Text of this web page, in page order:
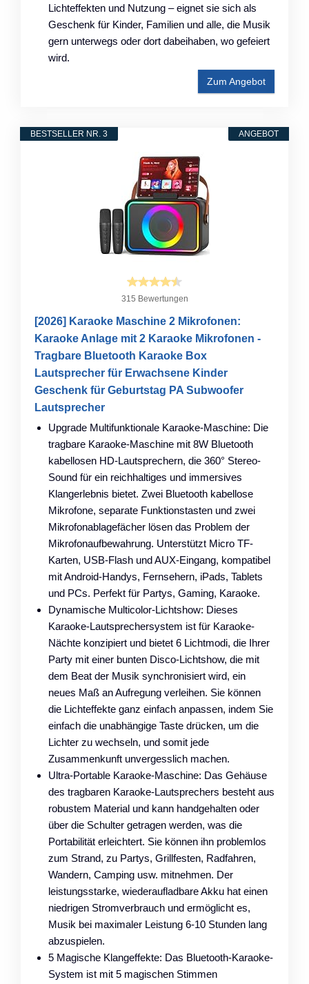
Lichteffekten und Nutzung – eignet sie sich als
Geschenk für Kinder, Familien und alle, die Musik
gern unterwegs oder dort dabeihaben, wo gefeiert
wird.
Zum Angebot
ANGEBOT
BESTSELLER NR. 3
315 Bewertungen
[2026] Karaoke Maschine 2 Mikrofonen:
Karaoke Anlage mit 2 Karaoke Mikrofonen -
Tragbare Bluetooth Karaoke Box
Lautsprecher für Erwachsene Kinder
Geschenk für Geburtstag PA Subwoofer
Lautsprecher
Upgrade Multifunktionale Karaoke-Maschine: Die
tragbare Karaoke-Maschine mit 8W Bluetooth
kabellosen HD-Lautsprechern, die 360° Stereo-
Sound für ein reichhaltiges und immersives
Klangerlebnis bietet. Zwei Bluetooth kabellose
Mikrofone, separate Funktionstasten und zwei
Mikrofonablagefächer lösen das Problem der
Mikrofonaufbewahrung. Unterstützt Micro TF-
Karten, USB-Flash und AUX-Eingang, kompatibel
mit Android-Handys, Fernsehern, iPads, Tablets
und PCs. Perfekt für Partys, Gaming, Karaoke.
Dynamische Multicolor-Lichtshow: Dieses
Karaoke-Lautsprechersystem ist für Karaoke-
Nächte konzipiert und bietet 6 Lichtmodi, die Ihrer
Party mit einer bunten Disco-Lichtshow, die mit
dem Beat der Musik synchronisiert wird, ein
neues Maß an Aufregung verleihen. Sie können
die Lichteffekte ganz einfach anpassen, indem Sie
einfach die unabhängige Taste drücken, um die
Lichter zu wechseln, und somit jede
Zusammenkunft unvergesslich machen.
Ultra-Portable Karaoke-Maschine: Das Gehäuse
des tragbaren Karaoke-Lautsprechers besteht aus
robustem Material und kann handgehalten oder
über die Schulter getragen werden, was die
Portabilität erleichtert. Sie können ihn problemlos
zum Strand, zu Partys, Grillfesten, Radfahren,
Wandern, Camping usw. mitnehmen. Der
leistungsstarke, wiederaufladbare Akku hat einen
niedrigen Stromverbrauch und ermöglicht es,
Musik bei maximaler Leistung 6-10 Stunden lang
abzuspielen.
5 Magische Klangeffekte: Das Bluetooth-Karaoke-
System ist mit 5 magischen Stimmen